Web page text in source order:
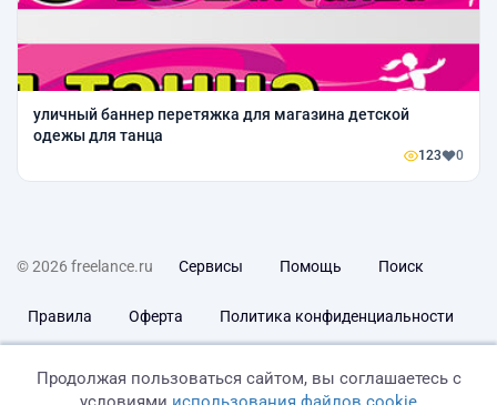
уличный баннер перетяжка для магазина детской
одежы для танца
123 0
© 2026 freelance.ru Сервисы Помощь Поиск
Правила Оферта Политика конфиденциальности
Продолжая пользоваться сайтом, вы соглашаетесь с